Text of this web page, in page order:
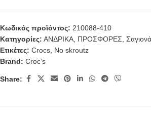
Κωδικός προϊόντος: 210088-410
Κατηγορίες: ΑΝΔΡΙΚΑ ΠΡΟΣΦΟΡΕΣ
Ετικέτες: Crocs No skroutz
Brand: Croc’s
Share: